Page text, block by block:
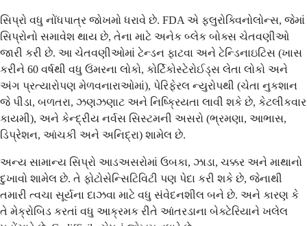
સિપ્રો વધુ નોંધપાત્ર જોખમો ધરાવે છે. FDA એ ફ્લુરોક્વિનોલોન્સ, જેમાં
સિપ્રોનો સમાવેશ થાય છે, તેના માટે અનેક બ્લેક બોક્સ ચેતવણીઓ
જારી કરી છે. આ ચેતવણીઓમાં ટેન્ડન ફાટવા અને ટેન્ડિનાઇટિસ (ખાસ
કરીને 60 વર્ષથી વધુ ઉંમરના લોકો, કોર્ટિકોસ્ટેરોઈડ્સ લેતા લોકો અને
અંગ પ્રત્યારોપણ મેળવનારાઓમાં), પેરિફેરલ ન્યુરોપથી (ચેતા નુકશાન
જે પીડા, બળતરા, ઝણઝણાટ અને નિષ્ક્રિયતા લાવી શકે છે, કેટલીકવાર
કાયમી), અને કેન્દ્રીય નર્વસ સિસ્ટમની અસરો (ભ્રમણા, આભાસ,
ડિપ્રેશન, આંચકી અને અનિદ્રા) શામેલ છે.
અન્ય સામાન્ય સિપ્રો આડઅસરોમાં ઉબકા, ઝાડા, ચક્કર અને માથાનો
દુખાવો શામેલ છે. તે ફોટોસેન્સિટિવિટી પણ પેદા કરી શકે છે, જેનાથી
તમારી ત્વચા સૂર્યના દાઝવા માટે વધુ સંવેદનશીલ બને છે. અને કારણ કે
તે મેક્રોબિડ કરતાં વધુ આક્રમક રીતે આંતરડાના બેક્ટેરિયાને ખલેલ